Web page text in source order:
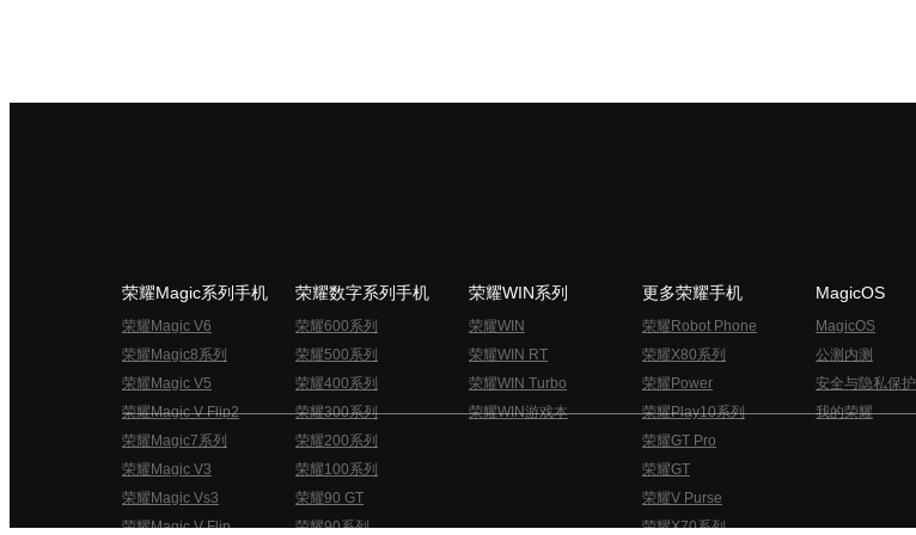
荣耀Magic系列手机
荣耀Magic V6
荣耀Magic8系列
荣耀Magic V5
荣耀Magic V Flip2
荣耀Magic7系列
荣耀Magic V3
荣耀Magic Vs3
荣耀Magic V Flip
荣耀数字系列手机
荣耀600系列
荣耀500系列
荣耀400系列
荣耀300系列
荣耀200系列
荣耀100系列
荣耀90 GT
荣耀90系列
荣耀WIN系列
荣耀WIN
荣耀WIN RT
荣耀WIN Turbo
荣耀WIN游戏本
更多荣耀手机
荣耀Robot Phone
荣耀X80系列
荣耀Power
荣耀Play10系列
荣耀GT Pro
荣耀GT
荣耀V Purse
荣耀X70系列
MagicOS
MagicOS
公测内测
安全与隐私保护
我的荣耀